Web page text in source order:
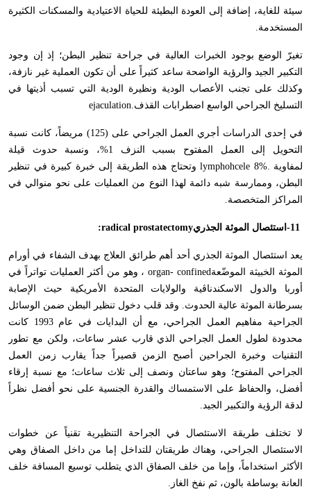
سيئة للغاية، إضافة إلى العودة البطيئة للحياة الاعتيادية والمسكنات الكثيرة
المستخدمة.
تغيرّ الوضع بوجود الخبرات العالية في جراحة تنظير البطن؛ إذ إن وجود
التكبير الجيد والرؤية الواضحة ساعد كثيراً على أن تكون العملية غير نازفة،
وكذلك على تجنب الأعصاب الودية ونظيرة الودية التي تسبب أذيتها في
التسليخ الجراحي الواسع اضطرابات القذفejaculation.
في إحدى الدراسات أجري العمل الجراحي على (125) مريضاً، كانت نسبة
التحويل إلى العمل المفتوح بسبب النزف 1%، ونسبة حدوث قيلة
لمفاوية lymphohcele 8%. وتحتاج هذه الطريقة إلى خبرة كبيرة في تنظير
البطن، وممارسة شبه دائمة لهذا النوع من العمليات على نحو منوالي في
المراكز المتخصصة.
-11 استئصال الموثة الجذري:radical prostatectomy
يعد استئصال الموثة الجذري أحد أهم طرائق العلاج بهدف الشفاء في أورام
الموثة الخبيثة الموضّعةorgan- confined ، وهو من أكثر العمليات تواتراً في
أوربا والدول الاسكندناڤية والولايات المتحدة الأمريكية حيث الإصابة
بسرطانة الموثة عالية الحدوث. وقد قلب دخول تنظير البطن ضمن الوسائل
الجراحية مفاهيم العمل الجراحي، مع أن البدايات في عام 1993 كانت
محدودة لطول العمل الجراحي الذي قارب عشر ساعات، ولكن مع تطور
التقنيات وخبرة الجراحين أصبح الزمن قصيراً جداً يقارب زمن العمل
الجراحي المفتوح؛ وهو ساعتان ونصف إلى ثلاث ساعات؛ مع نسبة إرقاء
أفضل، والحفاظ على الاستمساك والقدرة الجنسية على نحو أفضل نظراً
لدقة الرؤية والتكبير الجيد.
لا تختلف طريقة الاستئصال في الجراحة التنظيرية تقنياً عن خطوات
الاستئصال الجراحي، وهناك طريقتان للتداخل إما من داخل الصفاق وهي
الأكثر استخداماً، وإما من خلف الصفاق الذي يتطلب توسيع المسافة خلف
العانة بوساطة بالون، ثم نفخ الغاز .